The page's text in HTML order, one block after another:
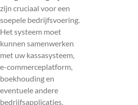
zijn cruciaal voor een
soepele bedrijfsvoering.
Het systeem moet
kunnen samenwerken
met uw kassasysteem,
e-commerceplatform,
boekhouding en
eventuele andere
bedrijfsapplicaties.